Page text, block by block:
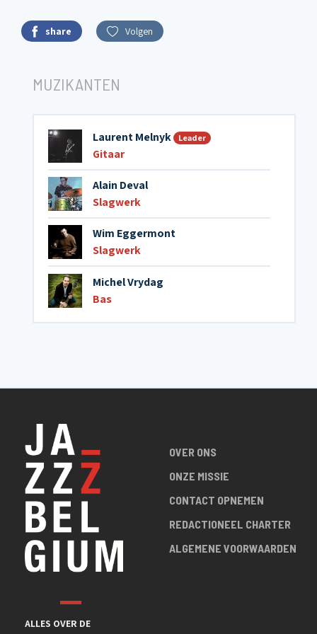
share Volgen
MUZIKANTEN
Laurent Melnyk Leader
Gitaar
Alain Deval
Slagwerk
Wim Eggermont
Slagwerk
Michel Vrydag
Bas
ALLES OVER DE
OVER ONS
ONZE MISSIE
CONTACT OPNEMEN
REDACTIONEEL CHARTER
ALGEMENE VOORWAARDEN